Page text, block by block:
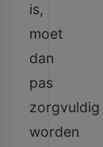
is,
moet
dan
pas
zorgvuldig
worden